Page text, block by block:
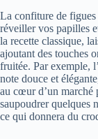
La confiture de figues
réveiller vos papilles
la recette classique,
ajoutant des touches
fruitée. Par exemple,
note douce et
au cœur d’un marché
saupoudrer quelques
ce qui donnera du